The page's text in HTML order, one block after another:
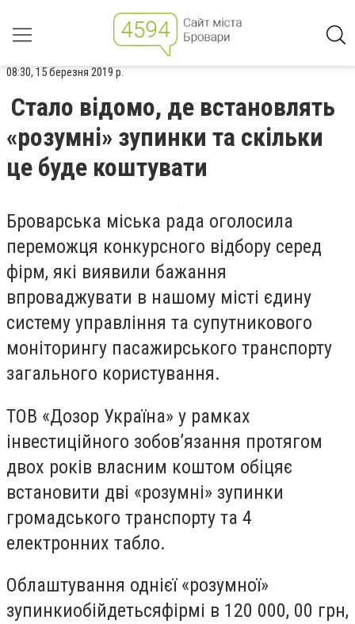
08:30, 15 березня 2019 р.
Стало відомо, де встановлять
«розумні» зупинки та скільки
це буде коштувати
Броварська міська рада оголосила
переможця конкурсного відбору серед
фірм, які виявили бажання
впроваджувати в нашому місті єдину
систему управління та супутникового
моніторингу пасажирського транспорту
загального користування.
ТОВ «Дозор Україна» у рамках
інвестиційного зобов’язання протягом
двох років власним коштом обіцяє
встановити дві «розумні» зупинки
громадського транспорту та 4
електронних табло.
Облаштування однієї «розумної»
зупинкиобійдетьсяфірмі в 120 000, 00 грн,